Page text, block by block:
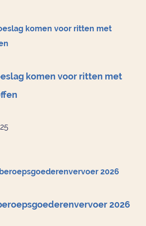
komen voor ritten met
2026